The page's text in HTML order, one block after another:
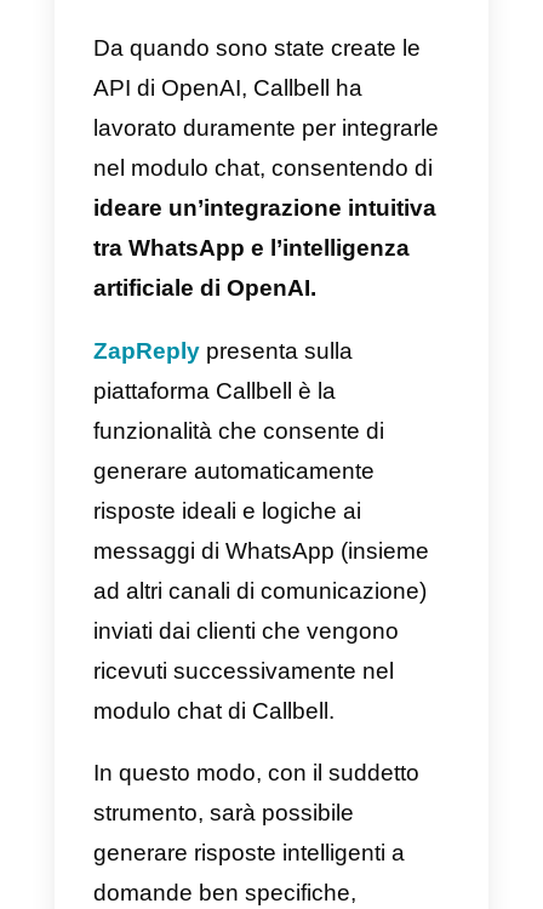
tecnologia sarà possibile
effettivamente aiutare le persone
a scoprire nuove opportunità di
business e non solo.
Le IA offriranno svariate
della clientela e, tra queste,
ritroviamo l’assistenza clienti, la
gestione delle vendite, la
delle lead, l‘analisi dei dati e la
raccolta di informazioni e molto
altro ancora. Ecco perché l’IA
aiutare la tua azienda a
risparmiare parecchio tempo,
gestendo i clienti al posto tuo e
migliorando laqualità del
servizio.